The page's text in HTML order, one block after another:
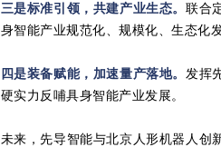
三是标准引领，共建产业生态。联合
身智能产业规范化、规模化、生态化
四是装备赋能，加速量产落地。 发挥
硬实力反哺具身智能产业发展。
未来，先导智能与北京人形机器人创